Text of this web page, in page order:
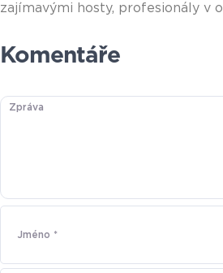
zajímavými hosty, profesionály v
Komentáře